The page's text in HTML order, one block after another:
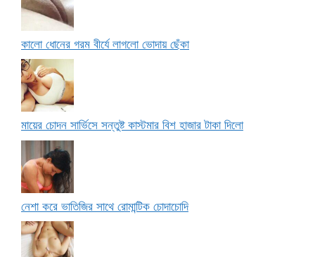
কালো ধোনের গরম বীর্যে লাগলো ভোদায় ছেঁকা
মায়ের চোদন সার্ভিসে সন্তুষ্ট কাস্টমার বিশ হাজার টাকা দিলো
নেশা করে ভাতিজির সাথে রোমান্টিক চোদাচোদি